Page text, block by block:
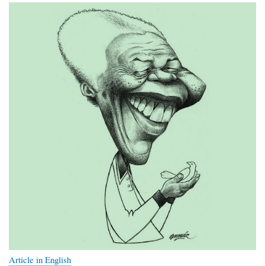
Article in English